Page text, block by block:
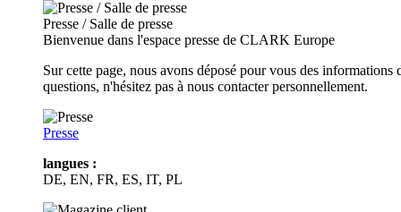
Presse / Salle de presse
Bienvenue dans l'espace presse de CLARK Europe
Sur cette page, nous avons déposé pour vous des
questions, n'hésitez pas à nous contacter personnellement.
Presse
langues :
DE, EN, FR, ES, IT, PL